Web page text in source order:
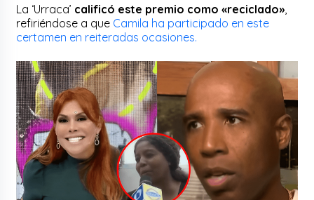
La ‘Urraca’ calificó este premio como «reciclado»,
refiriéndose a que Camila ha participado en este
certamen en reiteradas ocasiones.